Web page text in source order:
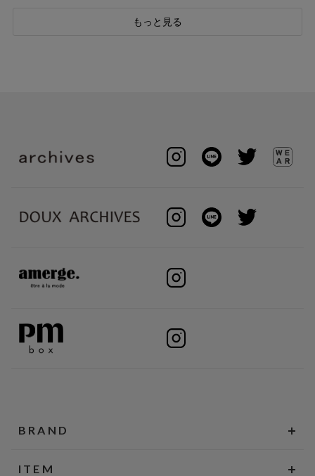
もっと見る
BRAND
ITEM